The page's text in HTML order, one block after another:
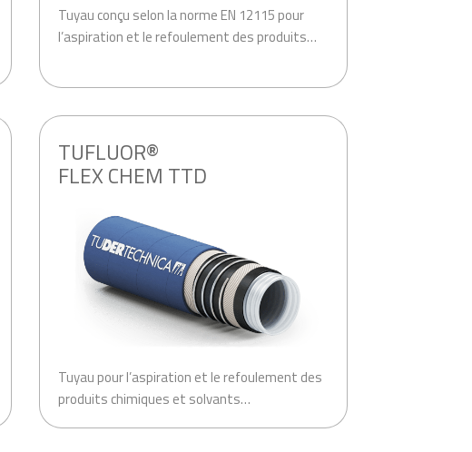
Tuyau conçu selon la norme EN 12115 pour
l’aspiration et le refoulement des produits…
TUFLUOR®
FLEX CHEM TTD
Tuyau pour l’aspiration et le refoulement des
produits chimiques et solvants…